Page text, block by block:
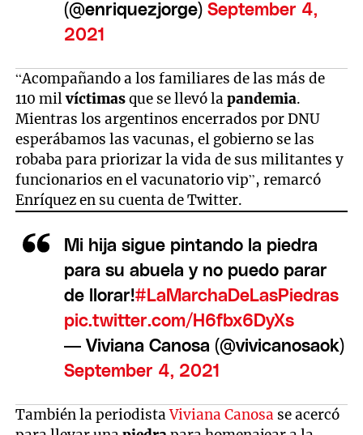
(@enriquezjorge) September 4,
2021
“Acompañando a los familiares de las más de
110 milvíctimasque se llevó lapandemia.
Mientras los argentinos encerrados por DNU
esperábamos las vacunas, el gobierno se las
robaba para priorizar la vida de sus militantes y
funcionarios en el vacunatorio vip”, remarcó
Enríquez en su cuenta de Twitter.
Mi hija sigue pintando la piedra
para su abuela y no puedo parar
de llorar!#LaMarchaDeLasPiedras
pic.twitter.com/H6fbx6DyXs
— Viviana Canosa (@vivicanosaok)
September 4, 2021
También la periodistaViviana Canosa se acercó